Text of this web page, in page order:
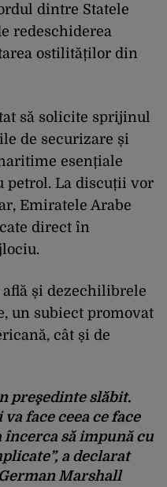
dintre Statele
redeschiderea
ostilităților din
să solicite sprijinul
de securizare și
esențiale
petrol. La discuții vor
Emiratele Arabe
direct în
și dezechilibrele
un subiect promovat
cât și de
preşedinte slăbit.
face ceea ce face
să impună cu
a declarat
Marshall